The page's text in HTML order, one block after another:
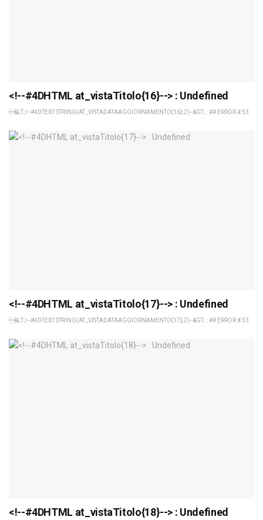
<!--#4DHTML at_vistaTitolo{16}--> : Undefined
&LT;!--#4DTEXT STRING(AT_VISTADATAAGGIORNAMENTO{16};2)--&GT; : ## ERROR # 53
<!--#4DHTML at_vistaTitolo{17}--> : Undefined
&LT;!--#4DTEXT STRING(AT_VISTADATAAGGIORNAMENTO{17};2)--&GT; : ## ERROR # 53
<!--#4DHTML at_vistaTitolo{18}--> : Undefined